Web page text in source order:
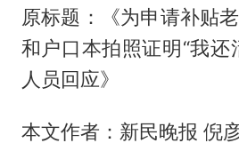
原标题：《为申请补贴
和户口本拍照证明“我还
人员回应》
本文作者：新民晚报 倪